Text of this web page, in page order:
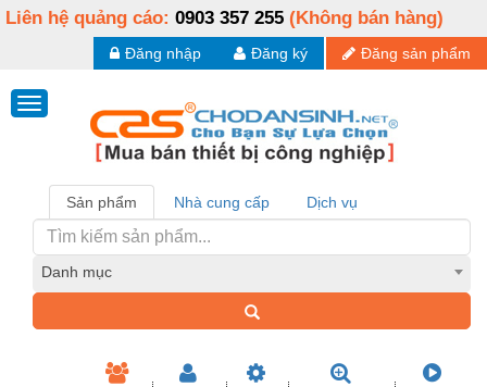
Liên hệ quảng cáo: 0903 357 255 (Không bán hàng)
Đăng sản phẩm
Đăng ký
Đăng nhập
Sản phẩm Nhà cung cấp Dịch vụ
Danh mục